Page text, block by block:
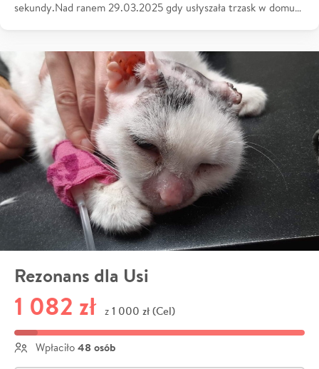
sekundy.Nad ranem 29.03.2025 gdy usłyszała trzask w domu…
Rezonans dla Usi
1 082 zł z 1 000 zł (Cel)
Wpłaciło 48 osób